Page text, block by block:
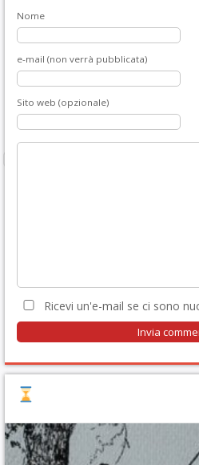
Nome
e-mail (non verrà pubblicata)
Sito web (opzionale)
Ricevi un'e-mail se ci sono